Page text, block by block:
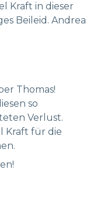
Kraft in dieser
Beileid. Andrea
Thomas!
so
Verlust.
Kraft für die